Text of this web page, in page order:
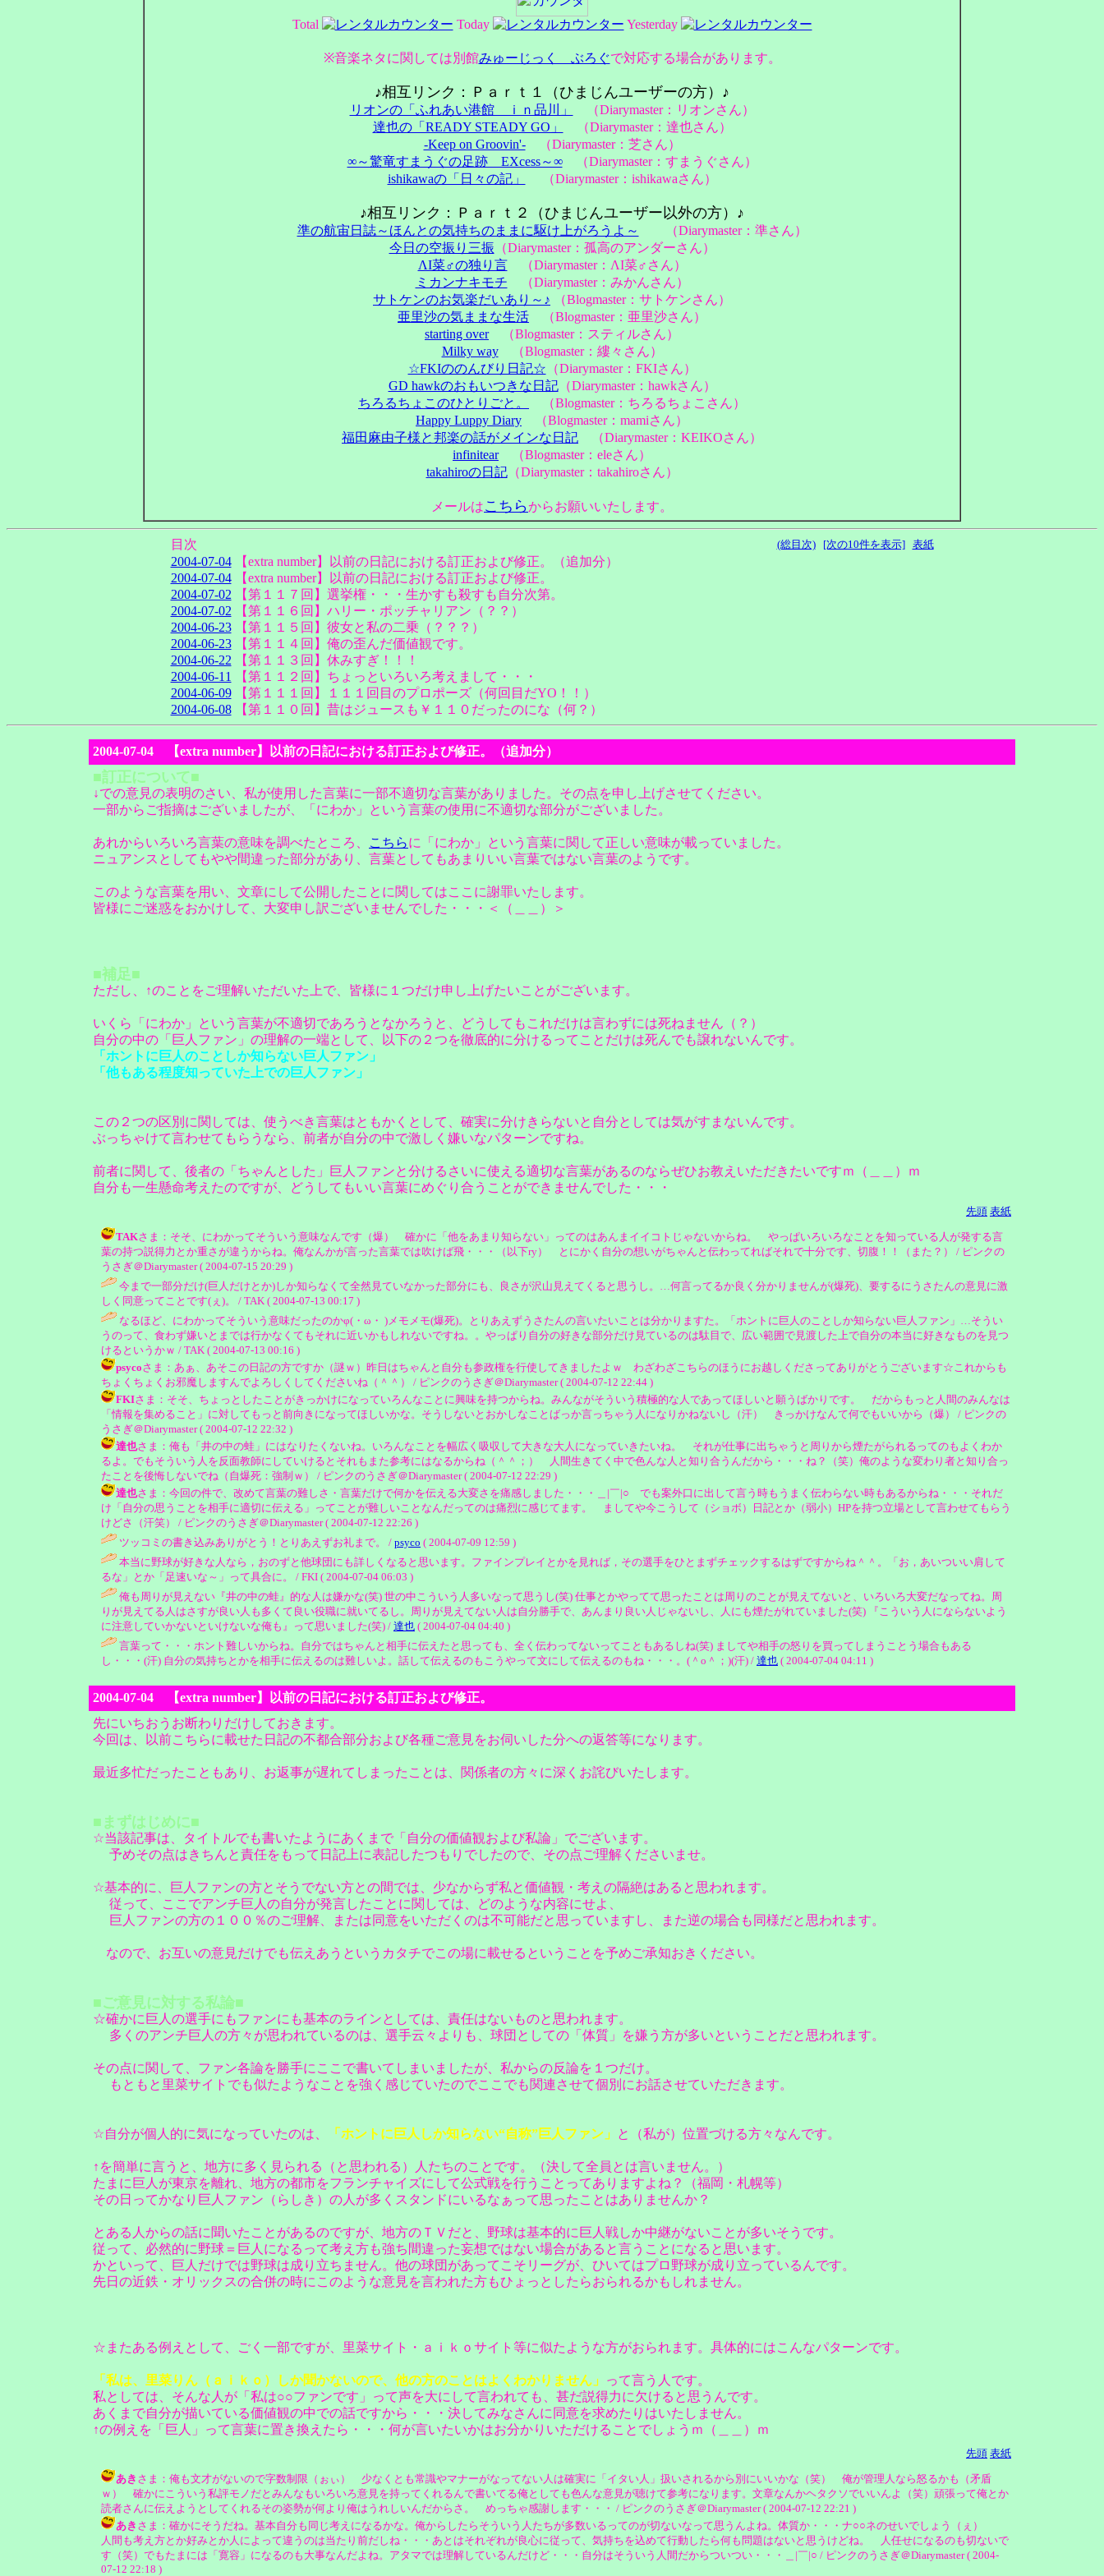
Total Today Yesterday
※音楽ネタに関しては別館みゅーじっく ぶろぐで対応する場合があります。
♪相互リンク：Ｐａｒｔ１（ひまじんユーザーの方）♪
リオンの「ふれあい港館 ｉｎ品川」
（Diarymaster：リオンさん）
達也の「READY STEADY GO」
（Diarymaster：達也さん）
-Keep on Groovin'-（Diarymaster：芝さん）
∞～驚竜すまうぐの足跡 EXcess～∞（Diarymaster：すまうぐさん）
ishikawaの「日々の記」
（Diarymaster：ishikawaさん）
♪相互リンク：Ｐａｒｔ２（ひまじんユーザー以外の方）♪
準の航宙日誌～ほんとの気持ちのままに駆け上がろうよ～
（Diarymaster：準さん）
今日の空振り三振 （Diarymaster：孤高のアンダーさん）
ΛΙ菜♂の独り言（Diarymaster：ΛΙ菜♂さん）
ミカンナキモチ （Diarymaster：みかんさん）
サトケンのお気楽だいあり～♪ （Blogmaster：サトケンさん）
亜里沙の気ままな生活 （Blogmaster：亜里沙さん）
starting over（Blogmaster：スティルさん）
Milky way（Blogmaster：縷々さん）
☆FKIののんびり日記☆ （Diarymaster：FKIさん）
GD hawkのおもいつきな日記（Diarymaster：hawkさん）
ちろるちょこのひとりごと。
（Blogmaster：ちろるちょこさん）
Happy Luppy Diary （Blogmaster：mamiさん）
福田麻由子様と邦楽の話がメインな日記 （Diarymaster：KEIKOさん）
infinitear（Blogmaster：eleさん）
takahiroの日記（Diarymaster：takahiroさん）
メールはこちらからお願いいたします。
目次 (総目次) [次の10件を表示] 表紙
2004-07-04【extra number】以前の日記における訂正および修正。（追加分）
2004-07-04【extra number】以前の日記における訂正および修正。
2004-07-02 【第１１７回】選挙権・・・生かすも殺すも自分次第。
2004-07-02 【第１１６回】ハリー・ポッチャリアン（？？）
2004-06-23【第１１５回】彼女と私の二乗（？？？）
2004-06-23【第１１４回】俺の歪んだ価値観です。
2004-06-22 【第１１３回】休みすぎ！！！
2004-06-11
【第１１２回】ちょっといろいろ考えまして・・・
2004-06-09【第１１１回】１１１回目のプロポーズ（何回目だYO！！）
2004-06-08【第１１０回】昔はジュースも￥１１０だったのにな（何？）
2004-07-04 【extra number】以前の日記における訂正および修正。（追加分）
■訂正について■
↓での意見の表明のさい、私が使用した言葉に一部不適切な言葉がありました。その点を申し上げさせてください。
一部からご指摘はございましたが、「にわか」という言葉の使用に不適切な部分がございました。
あれからいろいろ言葉の意味を調べたところ、 こちらに「にわか」という言葉に関して正しい意味が載っていました。
ニュアンスとしてもやや間違った部分があり、言葉としてもあまりいい言葉ではない言葉のようです。
このような言葉を用い、文章にして公開したことに関してはここに謝罪いたします。
皆様にご迷惑をおかけして、大変申し訳ございませんでした・・・＜（＿＿）＞
■補足■
ただし、↑のことをご理解いただいた上で、皆様に１つだけ申し上げたいことがございます。
いくら「にわか」という言葉が不適切であろうとなかろうと、どうしてもこれだけは言わずには死ねません（？）
自分の中の「巨人ファン」の理解の一端として、以下の２つを徹底的に分けるってことだけは死んでも譲れないんです。
「ホントに巨人のことしか知らない巨人ファン」
「他もある程度知っていた上での巨人ファン」
この２つの区別に関しては、使うべき言葉はともかくとして、確実に分けきらないと自分としては気がすまないんです。
ぶっちゃけて言わせてもらうなら、前者が自分の中で激しく嫌いなパターンですね。
前者に関して、後者の「ちゃんとした」巨人ファンと分けるさいに使える適切な言葉があるのならぜひお教えいただきたいですｍ（＿＿）ｍ
自分も一生懸命考えたのですが、どうしてもいい言葉にめぐり合うことができませんでした・・・
先頭 表紙
TAKさま：そそ、にわかってそういう意味なんです（爆） 確かに「他をあまり知らない」ってのはあんまイイコトじゃないからね。 やっぱいろいろなことを知っている人が発する言
葉の持つ説得力とか重さが違うからね。俺なんかが言った言葉では吹けば飛・・・（以下ry） とにかく自分の想いがちゃんと伝わってればそれで十分です、切腹！！（また？） / ピンクの
うさぎ＠Diarymaster ( 2004-07-15 20:29 )
今まで一部分だけ(巨人だけとか)しか知らなくて全然見ていなかった部分にも、良さが沢山見えてくると思うし。…何言ってるか良く分かりませんが(爆死)、要するにうさたんの意見に激
しく同意ってことです(ぇ)。 / TAK ( 2004-07-13 00:17 )
なるほど、にわかってそういう意味だったのかφ(・ω・ )メモメモ(爆死)。とりあえずうさたんの言いたいことは分かりますた。「ホントに巨人のことしか知らない巨人ファン」…そうい
うのって、食わず嫌いとまでは行かなくてもそれに近いかもしれないですね。。やっぱり自分の好きな部分だけ見ているのは駄目で、広い範囲で見渡した上で自分の本当に好きなものを見つ
けるというかｗ / TAK ( 2004-07-13 00:16 )
psycoさま：あぁ、あそこの日記の方ですか（謎ｗ）昨日はちゃんと自分も参政権を行使してきましたよｗ わざわざこちらのほうにお越しくださってありがとうございます☆これからも
ちょくちょくお邪魔しますんでよろしくしてくださいね（＾＾） / ピンクのうさぎ＠Diarymaster ( 2004-07-12 22:44 )
FKIさま：そそ、ちょっとしたことがきっかけになっていろんなことに興味を持つからね。みんながそういう積極的な人であってほしいと願うばかりです。 だからもっと人間のみんなは
「情報を集めること」に対してもっと前向きになってほしいかな。そうしないとおかしなことばっか言っちゃう人になりかねないし（汗） きっかけなんて何でもいいから（爆） / ピンクの
うさぎ＠Diarymaster ( 2004-07-12 22:32 )
達也さま：俺も「井の中の蛙」にはなりたくないね。いろんなことを幅広く吸収して大きな大人になっていきたいね。 それが仕事に出ちゃうと周りから煙たがられるってのもよくわか
るよ。でもそういう人を反面教師にしていけるとそれもまた参考にはなるからね（＾＾；） 人間生きてく中で色んな人と知り合うんだから・・・ね？（笑）俺のような変わり者と知り合っ
たことを後悔しないでね（自爆死：強制ｗ） / ピンクのうさぎ＠Diarymaster ( 2004-07-12 22:29 )
達也さま：今回の件で、改めて言葉の難しさ・言葉だけで何かを伝える大変さを痛感しました・・・＿|￣|○ でも案外口に出して言う時もうまく伝わらない時もあるからね・・・それだ
け「自分の思うことを相手に適切に伝える」ってことが難しいことなんだってのは痛烈に感じてます。 ましてや今こうして（ショボ）日記とか（弱小）HPを持つ立場として言わせてもらう
けどさ（汗笑） / ピンクのうさぎ＠Diarymaster ( 2004-07-12 22:26 )
ツッコミの書き込みありがとう！とりあえずお礼まで。 / psyco ( 2004-07-09 12:59 )
本当に野球が好きな人なら，おのずと他球団にも詳しくなると思います。ファインプレイとかを見れば，その選手をひとまずチェックするはずですからね＾＾。「お，あいついい肩して
るな」とか「足速いな～」って具合に。 / FKI ( 2004-07-04 06:03 )
俺も周りが見えない『井の中の蛙』的な人は嫌かな(笑) 世の中こういう人多いなって思うし(笑) 仕事とかやってて思ったことは周りのことが見えてないと、いろいろ大変だなってね。周
りが見えてる人はさすが良い人も多くて良い役職に就いてるし。周りが見えてない人は自分勝手で、あんまり良い人じゃないし、人にも煙たがれていました(笑) 『こういう人にならないよう
に注意していかないといけないな俺も』って思いました(笑) / 達也 ( 2004-07-04 04:40 )
言葉って・・・ホント難しいからね。自分ではちゃんと相手に伝えたと思っても、全く伝わってないってこともあるしね(笑) ましてや相手の怒りを買ってしまうことう場合もある
し・・・(汗) 自分の気持ちとかを相手に伝えるのは難しいよ。話して伝えるのもこうやって文にして伝えるのもね・・・。(＾o＾；)(汗) / 達也 ( 2004-07-04 04:11 )
2004-07-04 【extra number】以前の日記における訂正および修正。
先にいちおうお断わりだけしておきます。
今回は、以前こちらに載せた日記の不都合部分および各種ご意見をお伺いした分への返答等になります。
最近多忙だったこともあり、お返事が遅れてしまったことは、関係者の方々に深くお詫びいたします。
■まずはじめに■
☆当該記事は、タイトルでも書いたようにあくまで「自分の価値観および私論」でございます。
予めその点はきちんと責任をもって日記上に表記したつもりでしたので、その点ご理解くださいませ。
☆基本的に、巨人ファンの方とそうでない方との間では、少なからず私と価値観・考えの隔絶はあると思われます。
従って、ここでアンチ巨人の自分が発言したことに関しては、どのような内容にせよ、
巨人ファンの方の１００％のご理解、または同意をいただくのは不可能だと思っていますし、また逆の場合も同様だと思われます。
なので、お互いの意見だけでも伝えあうというカタチでこの場に載せるということを予めご承知おきください。
■ご意見に対する私論■
☆確かに巨人の選手にもファンにも基本のラインとしては、責任はないものと思われます。
多くのアンチ巨人の方々が思われているのは、選手云々よりも、球団としての「体質」を嫌う方が多いということだと思われます。
その点に関して、ファン各論を勝手にここで書いてしまいましたが、私からの反論を１つだけ。
もともと里菜サイトでも似たようなことを強く感じていたのでここでも関連させて個別にお話させていただきます。
☆自分が個人的に気になっていたのは、 「ホントに巨人しか知らない“自称”巨人ファン」 と（私が）位置づける方々なんです。
↑を簡単に言うと、地方に多く見られる（と思われる）人たちのことです。（決して全員とは言いません。）
たまに巨人が東京を離れ、地方の都市をフランチャイズにして公式戦を行うことってありますよね？（福岡・札幌等）
その日ってかなり巨人ファン（らしき）の人が多くスタンドにいるなぁって思ったことはありませんか？
とある人からの話に聞いたことがあるのですが、地方のＴＶだと、野球は基本的に巨人戦しか中継がないことが多いそうです。
従って、必然的に野球＝巨人になるって考え方も強ち間違った妄想ではない場合があると言うことになると思います。
かといって、巨人だけでは野球は成り立ちません。他の球団があってこそリーグが、ひいてはプロ野球が成り立っているんです。
先日の近鉄・オリックスの合併の時にこのような意見を言われた方もひょっとしたらおられるかもしれません。
☆またある例えとして、ごく一部ですが、里菜サイト・ａｉｋｏサイト等に似たような方がおられます。具体的にはこんなパターンです。
「私は、里菜りん（ａｉｋｏ）しか聞かないので、他の方のことはよくわかりません」
って言う人です。
私としては、そんな人が「私は○○ファンです」って声を大にして言われても、甚だ説得力に欠けると思うんです。
あくまで自分が描いている価値観の中での話ですから・・・決してみなさんに同意を求めたりはいたしません。
↑の例えを「巨人」って言葉に置き換えたら・・・何が言いたいかはお分かりいただけることでしょうｍ（＿＿）ｍ
先頭 表紙
あき さま：俺も文才がないので字数制限（ぉぃ） 少なくとも常識やマナーがなってない人は確実に「イタい人」扱いされるから別にいいかな（笑） 俺が管理人なら怒るかも（矛盾
ｗ） 確かにこういう私評モノだとみんなもいろいろ意見を持ってくれるんで書いてる俺としても色んな意見が聴けて参考になります。文章なんかヘタクソでいいんよ（笑）頑張って俺とか
読者さんに伝えようとしてくれるその姿勢が何より俺はうれしいんだからさ。 めっちゃ感謝します・・・ / ピンクのうさぎ＠Diarymaster ( 2004-07-12 22:21 )
あき さま：確かにそうだね。基本自分も同じ考えになるかな。俺からしたらそういう人たちが多数いるってのが切ないなって思うんよね。体質か・・・ナ○○ネのせいでしょう（ぇ）
人間も考え方とか好みとか人によって違うのは当たり前だしね・・・あとはそれぞれが良心に従って、気持ちを込めて行動したら何も問題はないと思うけどね。 人任せになるのも切ないで
す（笑）でもたまには「寛容」になるのも大事なんだよね。アタマでは理解しているんだけど・・・自分はそういう人間だからついつい・・・＿|￣|○ / ピンクのうさぎ＠Diarymaster ( 2004-
07-12 22:18 )